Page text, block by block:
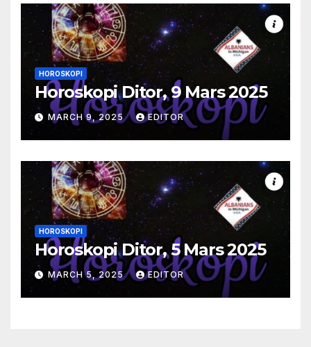
HOROSKOPI
Horoskopi Ditor, 9 Mars 2025
MARCH 9, 2025 EDITOR
HOROSKOPI
Horoskopi Ditor, 5 Mars 2025
MARCH 5, 2025 EDITOR